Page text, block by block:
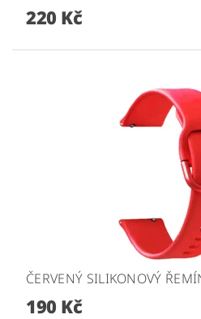
220 Kč
ČERVENÝ SILIKONOVÝ
190 Kč